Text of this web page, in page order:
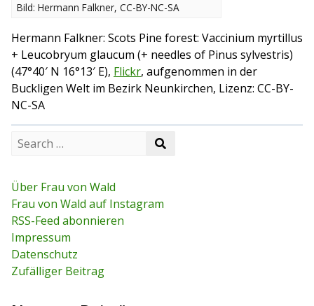
Bild: Hermann Falkner, CC-BY-NC-SA
Hermann Falkner: Scots Pine forest: Vaccinium myrtillus
+ Leucobryum glaucum (+ needles of Pinus sylvestris)
(47°40′ N 16°13′ E), Flickr, aufgenommen in der
Buckligen Welt im Bezirk Neunkirchen, Lizenz: CC-BY-
NC-SA
c
h
f
o
r
:
Über Frau von Wald
Frau von Wald auf Instagram
RSS-Feed abonnieren
Impressum
Datenschutz
Zufälliger Beitrag